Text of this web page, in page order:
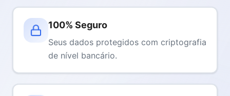
100% Seguro
Seus dados protegidos com criptografia
de nível bancário.